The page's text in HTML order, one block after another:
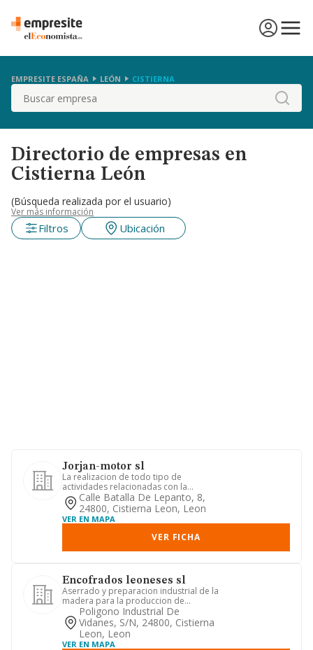
EMPRESITE ESPAÑA LEÓN CISTIERNA
Buscar
Directorio de empresas en
Cistierna León
(Búsqueda realizada por el usuario)
Ver más información
Filtros Ubicación
Jorjan-motor sl
La realizacion de todo tipo de
actividades relacionadas con la
reparacion y venta de automoviles y ...
Calle Batalla De Lepanto, 8,
24800, Cistierna Leon, Leon
VER EN MAPA
VER FICHA
Encofrados leoneses sl
Aserrado y preparacion industrial de la
madera para la produccion de
planchas, tablones tablas. lis...
Poligono Industrial De
Vidanes, S/n, 24800, Cistierna
Leon, Leon
VER EN MAPA